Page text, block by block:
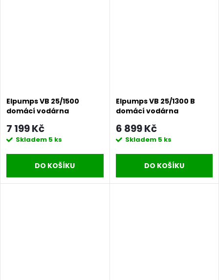
Elpumps VB 25/1500
domácí vodárna
7 199 Kč
Skladem 5 ks
DO KOŠÍKU
Elpumps VB 25/1300 B
domácí vodárna
6 899 Kč
Skladem 5 ks
DO KOŠÍKU